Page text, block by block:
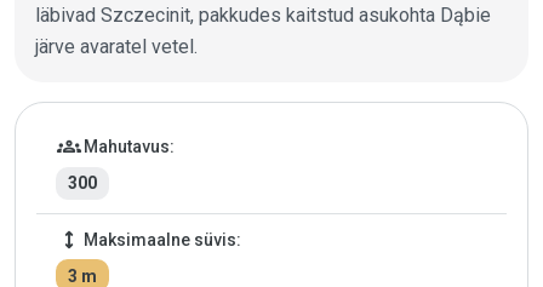
läbivad Szczecinit, pakkudes kaitstud asukohta Dąbie
järve avaratel vetel.
Jahtsadama andmed
groups Mahutavus:
300
height
Maksimaalne süvis:
3 m